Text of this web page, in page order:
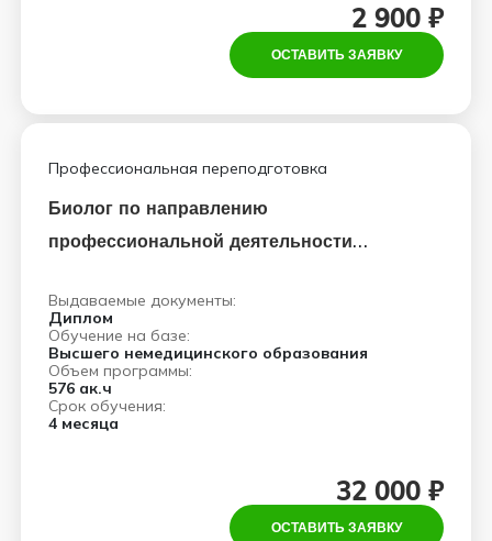
2 900 ₽
ОСТАВИТЬ ЗАЯВКУ
Профессиональная переподготовка
Биолог по направлению
профессиональной деятельности
Выдаваемые документы:
Диплом
Обучение на базе:
Высшего немедицинского образования
Объем программы:
576 ак.ч
Срок обучения:
4 месяца
32 000 ₽
ОСТАВИТЬ ЗАЯВКУ